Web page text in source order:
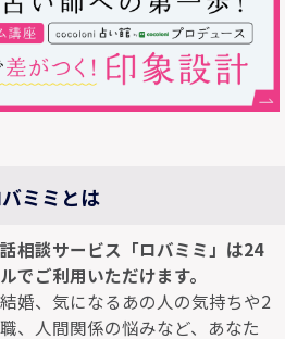
ミミとは
相談サービス「ロバミミ」は24
でご利用いただけます。
婚、気になるあの人の気持ちや2
、人間関係の悩みなど、あなた